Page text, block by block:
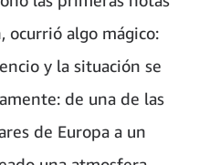
ocurrió algo mágico:
y la situación se
de una de las
de Europa a un